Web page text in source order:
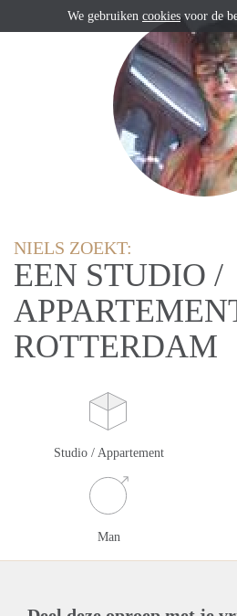
NIELS ZOEKT:
EEN STUDIO /
ROTTERDAM
Studio / Appartement
Man
We gebruiken cookies voor de